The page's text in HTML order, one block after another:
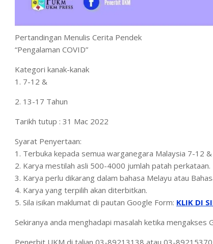
Pertandingan Menulis Cerita Pendek
“Pengalaman COVID”
Kategori kanak-kanak
1. 7-12 &
2. 13-17 Tahun
Tarikh tutup : 31 Mac 2022
Syarat Penyertaan:
1. Terbuka kepada semua warganegara Malaysia 7-12
2. Karya mestilah asli 500-4000 jumlah patah perkataan.
3. Karya perlu dikarang dalam bahasa Melayu atau
4. Karya yang terpilih akan diterbitkan.
5. Sila isikan maklumat di pautan Google Form: KLIK DI
Sekiranya anda menghadapi masalah ketika mengakses
Penerbit UKM di talian 03-89213138 atau 03-89215370